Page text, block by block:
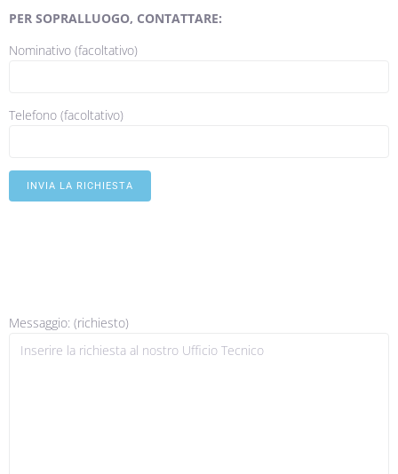
PER SOPRALLUOGO, CONTATTARE:
Nominativo (facoltativo)
Telefono (facoltativo)
Messaggio: (richiesto)